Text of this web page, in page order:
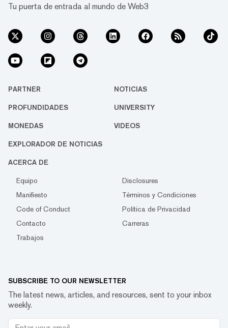
Tu puerta de entrada al mundo de Web3
PARTNER NOTICIAS
PROFUNDIDADES UNIVERSITY
MONEDAS VIDEOS
EXPLORADOR DE NOTICIAS
ACERCA DE
Equipo
Disclosures
Manifiesto
Términos y Condiciones
Code of Conduct
Política de Privacidad
Contacto
Carreras
Trabajos
SUBSCRIBE TO OUR NEWSLETTER
The latest news, articles, and resources, sent to your inbox
weekly.